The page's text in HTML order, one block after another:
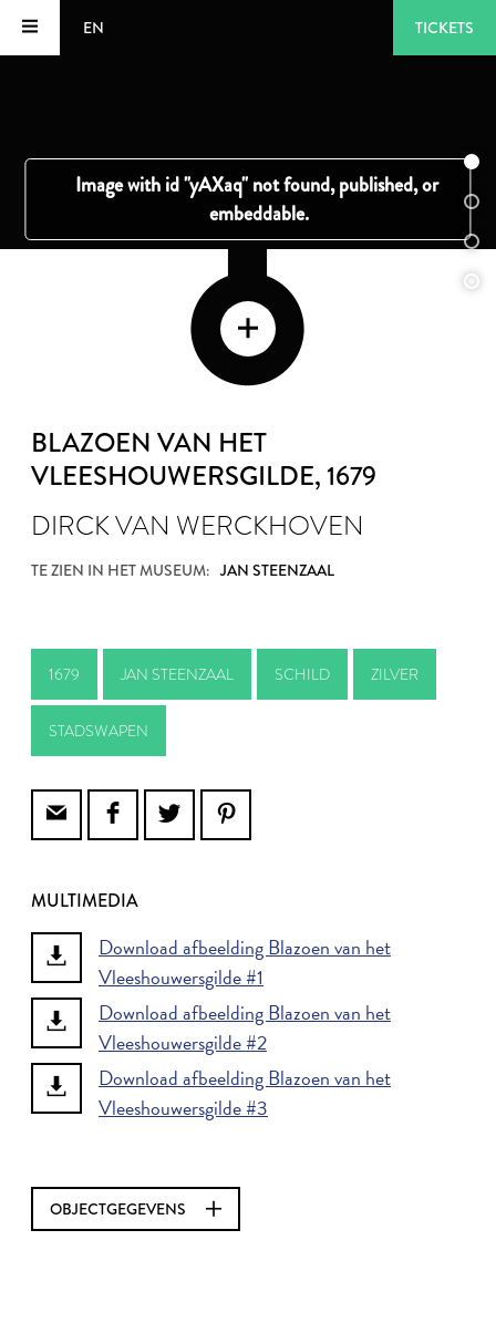
EN TICKETS
BLAZOEN VAN HET
VLEESHOUWERSGILDE, 1679
DIRCK VAN WERCKHOVEN
TE ZIEN IN HET MUSEUM: JAN STEENZAAL
1679 JAN STEENZAAL SCHILD ZILVER
STADSWAPEN
MULTIMEDIA
Download afbeelding Blazoen van het
Vleeshouwersgilde #1
Download afbeelding Blazoen van het
Vleeshouwersgilde #2
Download afbeelding Blazoen van het
Vleeshouwersgilde #3
OBJECTGEGEVENS